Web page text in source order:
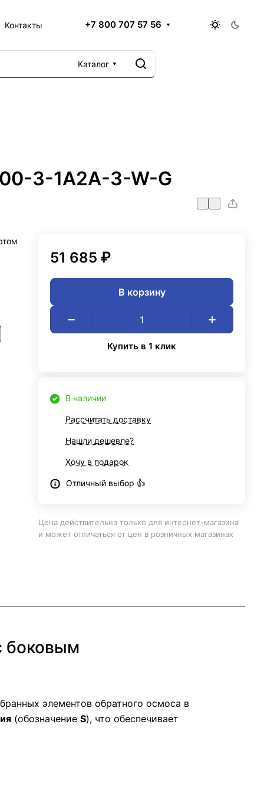
Контакты +7 800 707 57 56
Каталог
3-1A2A-3-W-G
51 685 ₽
В корзину
Купить в 1 клик
В наличии
Рассчитать доставку
Нашли дешевле?
Хочу в подарок
Отличный выбор 👍
Цена действительна только для интернет-магазина
и может отличаться от цен в розничных магазинах
боковым
элементов обратного осмоса в
(обозначение S), что обеспечивает